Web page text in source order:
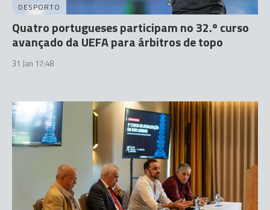
DESPORTO
Quatro portugueses participam no 32.º curso
avançado da UEFA para árbitros de topo
31 Jan 17:48